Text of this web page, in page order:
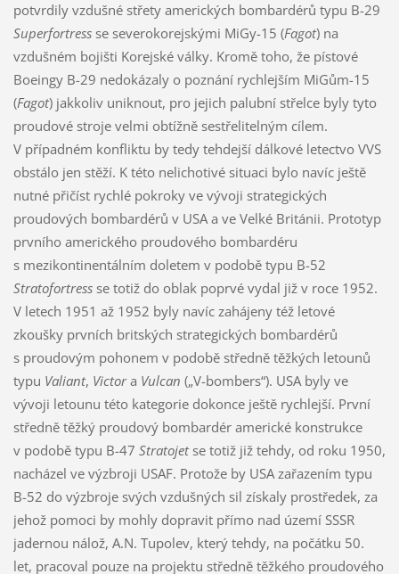
potvrdily vzdušné střety amerických bombardérů typu B-29
Superfortress se severokorejskými MiGy-15 (Fagot) na
vzdušném bojišti Korejské války. Kromě toho, že pístové
Boeingy B-29 nedokázaly o poznání rychlejším MiGům-15
(Fagot) jakkoliv uniknout, pro jejich palubní střelce byly tyto
proudové stroje velmi obtížně sestřelitelným cílem.
V případném konfliktu by tedy tehdejší dálkové letectvo VVS
obstálo jen stěží. K této nelichotivé situaci bylo navíc ještě
nutné přičíst rychlé pokroky ve vývoji strategických
proudových bombardérů v USA a ve Velké Británii. Prototyp
prvního amerického proudového bombardéru
s mezikontinentálním doletem v podobě typu B-52
Stratofortressse totiž do oblak poprvé vydal již v roce 1952.
V letech 1951 až 1952 byly navíc zahájeny též letové
zkoušky prvních britských strategických bombardérů
s proudovým pohonem v podobě středně těžkých letounů
typu Valiant, Victora Vulcan („V-bombers“). USA byly ve
vývoji letounu této kategorie dokonce ještě rychlejší. První
středně těžký proudový bombardér americké konstrukce
v podobě typu B-47 Stratojetse totiž již tehdy, od roku 1950,
nacházel ve výzbroji USAF. Protože by USA zařazením typu
B-52 do výzbroje svých vzdušných sil získaly prostředek, za
jehož pomoci by mohly dopravit přímo nad území SSSR
jadernou nálož, A.N. Tupolev, který tehdy, na počátku 50.
let, pracoval pouze na projektu středně těžkého proudového